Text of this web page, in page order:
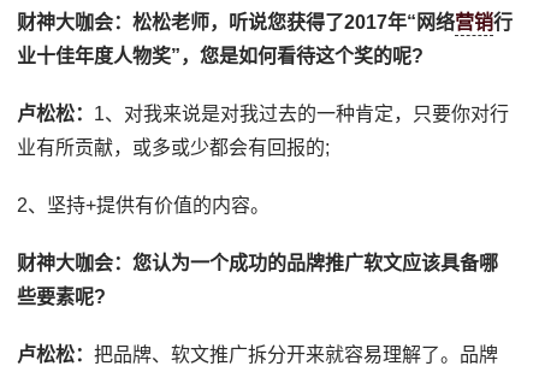
财神大咖会：松松老师，听说您获得了2017年“网络营销行
业十佳年度人物奖”，您是如何看待这个奖的呢?
卢松松： 1、对我来说是对我过去的一种肯定，只要你对行
业有所贡献，或多或少都会有回报的;
2、坚持+提供有价值的内容。
财神大咖会：您认为一个成功的品牌推广软文应该具备哪
些要素呢?
卢松松：把品牌、软文推广拆分开来就容易理解了。品牌